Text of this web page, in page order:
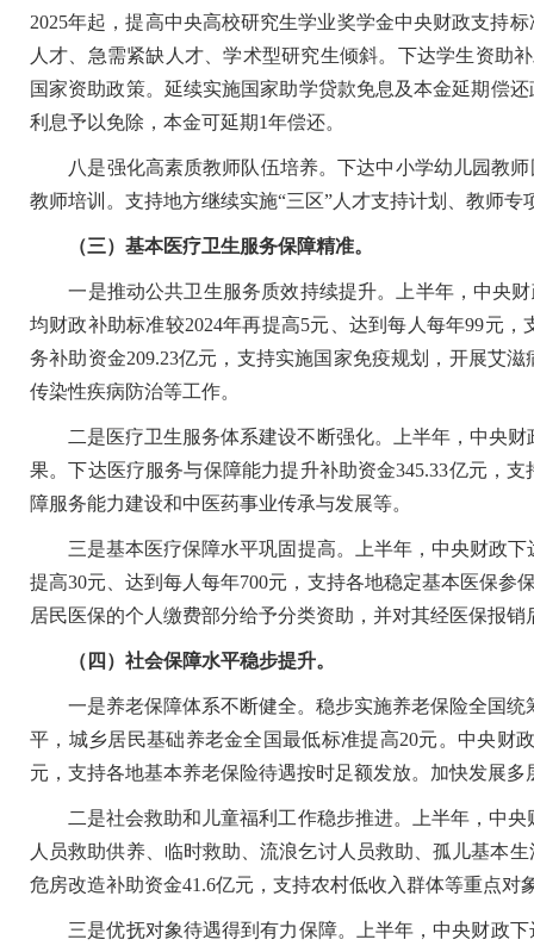
2025年起，提高中央高校研究生学业奖学金中央财政支持
人才、急需紧缺人才、学术型研究生倾斜。下达学生资助
国家资助政策。延续实施国家助学贷款免息及本金延期偿
利息予以免除，本金可延期1年偿还。
八是强化高素质教师队伍培养。下达中小学幼儿园教师
教师培训。支持地方继续实施“三区”人才支持计划、教师
（三）基本医疗卫生服务保障精准。
一是推动公共卫生服务质效持续提升。上半年，中央财
均财政补助标准较2024年再提高5元、达到每人每年99元
务补助资金209.23亿元，支持实施国家免疫规划，开展艾
传染性疾病防治等工作。
二是医疗卫生服务体系建设不断强化。上半年，中央财
果。下达医疗服务与保障能力提升补助资金345.33亿元，
障服务能力建设和中医药事业传承与发展等。
三是基本医疗保障水平巩固提高。上半年，中央财政下
提高30元、达到每人每年700元，支持各地稳定基本医保参
居民医保的个人缴费部分给予分类资助，并对其经医保报
（四）社会保障水平稳步提升。
一是养老保障体系不断健全。稳步实施养老保险全国统
平，城乡居民基础养老金全国最低标准提高20元。中央财
元，支持各地基本养老保险待遇按时足额发放。加快发展
二是社会救助和儿童福利工作稳步推进。上半年，中央
人员救助供养、临时救助、流浪乞讨人员救助、孤儿基本
危房改造补助资金41.6亿元，支持农村低收入群体等重点
三是优抚对象待遇得到有力保障。上半年，中央财政下